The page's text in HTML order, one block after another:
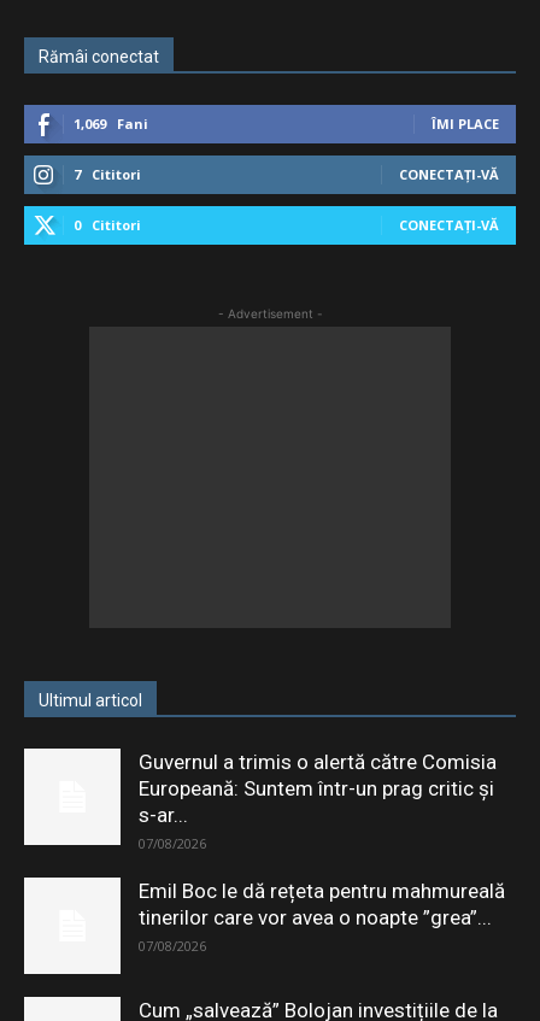
Rămâi conectat
1,069 Fani ÎMI PLACE
7 Cititori CONECTAȚI-VĂ
0 Cititori CONECTAȚI-VĂ
- Advertisement -
Ultimul articol
Guvernul a trimis o alertă către Comisia
Europeană: Suntem într-un prag critic și
s-ar...
07/08/2026
Emil Boc le dă rețeta pentru mahmureală
tinerilor care vor avea o noapte ”grea”...
07/08/2026
Cum „salvează” Bolojan investițiile de la